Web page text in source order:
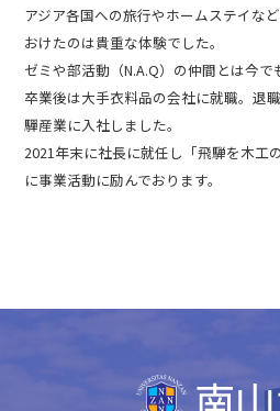
アジア各国への旅行やホームステイな
おけたのは貴重な体験でした。
ゼミや部活動（N.A.Q）の仲間とは今で
卒業後は大手衣料品の会社に就職。退
驒産業に入社しました。
2021年末に社長に就任し「飛騨を木工
に事業活動に励んでおります。